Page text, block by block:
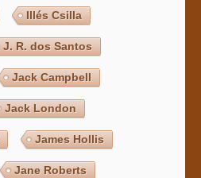
Illés Csilla
J. R. dos Santos
Jack Campbell
Jack London
James Hollis
Jane Roberts